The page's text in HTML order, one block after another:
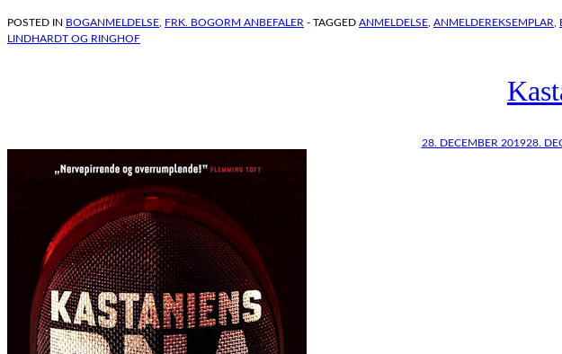
POSTED IN BOGANMELDELSE FRK. BOGORM ANBEFALER - TAGGED ANMELDELSE ANMELDEREKSEMPLAR
LINDHARDT OG RINGHOF
28. DECEMBER 201928.